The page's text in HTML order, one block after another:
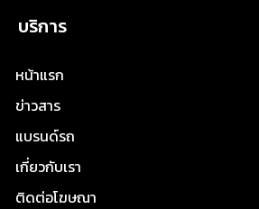
บริการ
หน้าแรก
ข่าวสาร
แบรนด์รถ
เกี่ยวกับเรา
ติดต่อโฆษณา